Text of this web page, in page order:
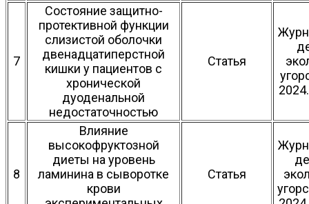
7
Состояние защитно-
протективной функции
слизистой оболочки
двенадцатиперстной
кишки у пациентов с
хронической
дуоденальной
недостаточностью
Статья
8
Влияние
высокофруктозной
диеты на уровень
ламинина в сыворотке
крови
Статья